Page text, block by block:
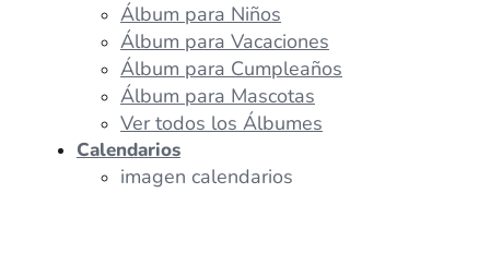
Álbum para Niños
Álbum para Vacaciones
Álbum para Cumpleaños
Álbum para Mascotas
Ver todos los Álbumes
Calendarios
imagen calendarios